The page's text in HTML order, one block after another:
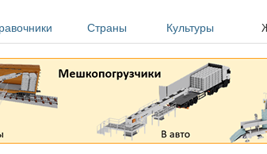
Страны Культуры